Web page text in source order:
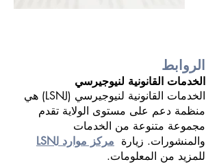
الروابط
الخدمات القانونية لنيوجيرسي
الخدمات القانونية لنيوجيرسي (LSNJ) هي
منظمة دعم على مستوى الولاية تقدم
مجموعة متنوعة من الخدمات
والمنشورات. زيارة مركز موارد LSNJ
للمزيد من المعلومات.